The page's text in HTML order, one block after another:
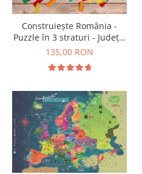
Construiește România -
Puzzle în 3 straturi - Județe,
Regiuni, Relief
135,00 RON